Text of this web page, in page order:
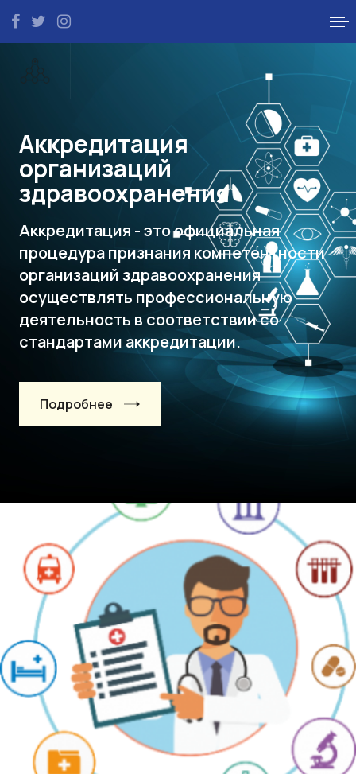
Аккредитация
организаций
здравоохранения
Аккредитация - это официальная
процедура признания компетентности
организаций здравоохранения
осуществлять профессиональную
деятельность в соответствии со
стандартами аккредитации.
Подробнее